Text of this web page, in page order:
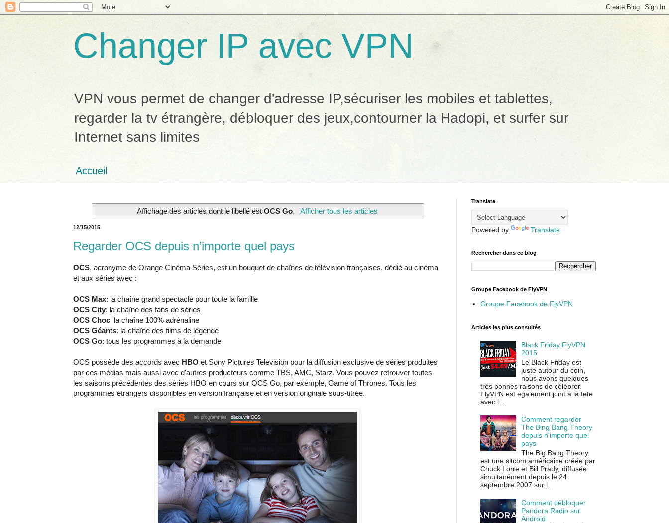
Changer IP avec VPN
VPN vous permet de changer d'adresse IP,sécuriser les mobiles et tablettes,
regarder la tv étrangère, débloquer des jeux,contourner la Hadopi, et surfer sur
Internet sans limites
Accueil
Affichage des articles dont le libellé estOCS Go. Afficher tous les articles
12/15/2015
Regarder OCS depuis n’importe quel pays
OCS, acronyme de Orange Cinéma Séries, est un bouquet de chaînes de télévision françaises, dédié au cinéma
et aux séries avec :
OCS Max: la chaîne grand spectacle pour toute la famille
OCS City: la chaîne des fans de séries
OCS Choc: la chaîne 100% adrénaline
OCS Géants: la chaîne des films de légende
OCS Go: tous les programmes à la demande
OCS possède des accords avec HBO et Sony Pictures Television pour la diffusion exclusive de séries produites
par ces médias mais aussi avec d'autres producteurs comme TBS, AMC, Starz. Vous pouvez retrouver toutes
les saisons précédentes des séries HBO en cours sur OCS Go, par exemple, Game of Thrones. Tous les
programmes étrangers disponibles en version française et en version originale sous-titrée.
Translate
Powered by Translate
Rechercher dans ce blog
Groupe Facebook de FlyVPN
Groupe Facebook de FlyVPN
Articles les plus consultés
Black Friday FlyVPN
2015
Le Black Friday est
juste autour du coin,
nous avons quelques
très bonnes raisons de célébrer.
FlyVPN est également joint à la fête
avec l...
Comment regarder
The Bing Bang Theory
depuis n'importe quel
pays
The Big Bang Theory
est une sitcom américaine créée par
Chuck Lorre et Bill Prady, diffusée
simultanément depuis le 24
septembre 2007 sur l...
Comment débloquer
Pandora Radio sur
Android